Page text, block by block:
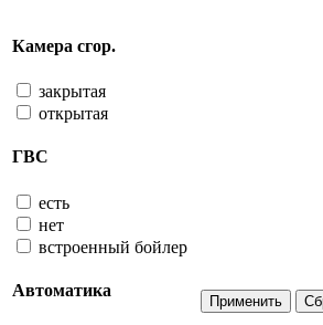
Камера сгор.
закрытая
открытая
ГВС
есть
нет
встроенный бойлер
Автоматика